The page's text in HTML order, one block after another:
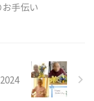
手伝い